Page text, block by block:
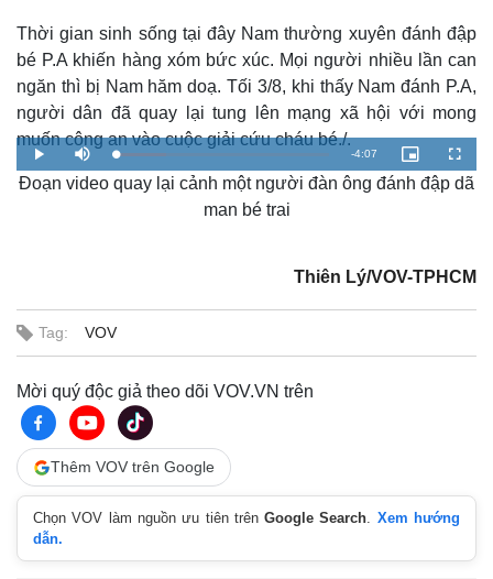
Thời gian sinh sống tại đây Nam thường xuyên đánh đập
bé P.A khiến hàng xóm bức xúc. Mọi người nhiều lần can
ngăn thì bị Nam hăm doạ. Tối 3/8, khi thấy Nam đánh P.A,
người dân đã quay lại tung lên mạng xã hội với mong
muốn công an vào cuộc giải cứu cháu bé./.
P
l
a
y
M
u
t
e
L
o
a
d
R
e
i
m
-4:07
P
i
c
t
-
P
t
F
u
l
l
Đoạn video quay lại cảnh một người đàn ông đánh đập dã
man bé trai
Thiên Lý/VOV-TPHCM
Tag: VOV
Mời quý độc giả theo dõi VOV.VN trên
Thêm VOV trên Google
Chọn VOV làm nguồn ưu tiên trênGoogle Search. Xem hướng
dẫn.